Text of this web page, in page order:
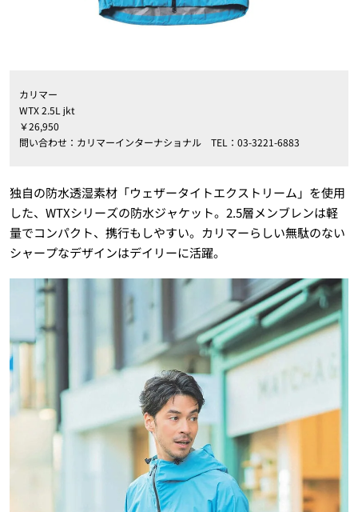
カリマー
WTX 2.5L jkt
￥26,950
問い合わせ：カリマーインターナショナル TEL：03-3221-6883
独自の防水透湿素材「ウェザータイトエクストリーム」を使用
した、WTXシリーズの防水ジャケット。2.5層メンブレンは軽
量でコンパクト、携行もしやすい。カリマーらしい無駄のない
シャープなデザインはデイリーに活躍。